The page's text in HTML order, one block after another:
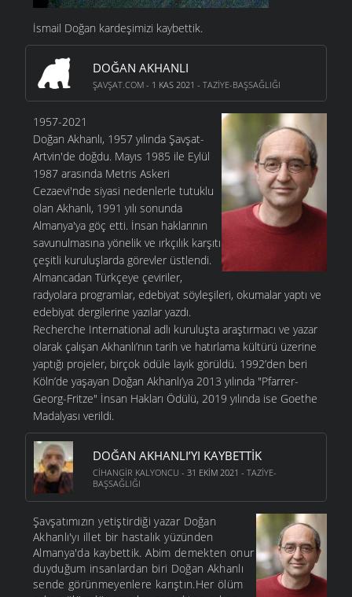
İsmail Doğan kardeşimizi kaybettik.
DOĞAN AKHANLI
ŞAVŞAT.COM - 1 KAS 2021 - TAZIYE-BAŞSAĞLIĞI
1957-2021
Doğan Akhanlı, 1957 yılında Şavşat-
Artvin'de doğdu. Mayıs 1985 ile Eylül
1987 arasında Metris Askeri
Cezaevi'nde siyasi nedenlerle tutuklu
olan Akhanlı, 1991 yılı sonunda
Almanya'ya göç etti. İnsan haklarının
savunulmasına yönelik ve ırkçılık karşıtı
çeşitli kuruluşlarda görevler üstlendi.
Almancadan Türkçeye çeviriler,
radyolara programlar, edebiyat söyleşileri, okumalar yaptı ve
edebiyat dergilerine yazılar yazdı.
Recherche International adlı kuruluşta araştırmacı ve yazar
olarak çalışan Akhanlı’nın tarih ve hatırlama kültürü üzerine
yaptığı projeler, birçok ödüle layık görüldü. 1992’den beri
Köln’de yaşayan Doğan Akhanlı’ya 2013 yılında "Pfarrer-
Georg-Fritze" İnsan Hakları Ödülü, 2019 yılında ise Goethe
Madalyası verildi.
DOĞAN AKHANLI’YI KAYBETTIK
CIHANGIR KALYONCU - 31 EKIM 2021 - TAZIYE-
BAŞSAĞLIĞI
Şavşatımızın yetiştirdiği yazar Doğan
Akhanlı'yı illet bir hastalık yüzünden
Almanya'da kaybettik. Abim demekten onur
duyduğum insanlardan biri Doğan Akhanlı
sende görünmeyenlere karıştın.Her ölüm